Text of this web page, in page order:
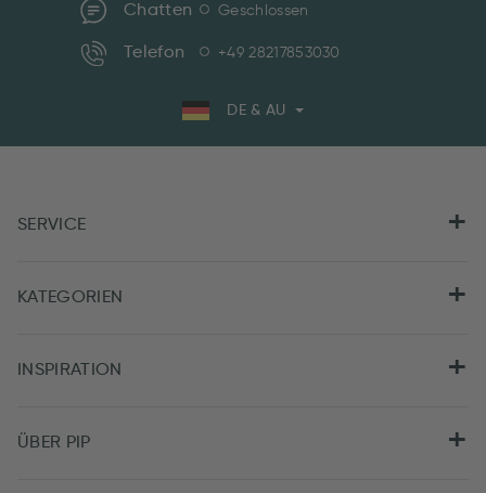
Chatten Geschlossen
Telefon +49 28217853030
DE & AU
SERVICE
KATEGORIEN
INSPIRATION
ÜBER PIP